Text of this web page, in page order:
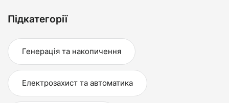
Підкатегорії
Генерація та накопичення
Електрозахист та автоматика